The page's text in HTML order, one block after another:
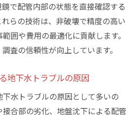
で配管内部の状態を直接確認する
らの技術は、非破壊で精度の高い
囲や費用の最適化に貢献します。
査の信頼性が向上しています。
地下水トラブルの原因
水トラブルの原因として多いの
合部の劣化、地盤沈下による配管